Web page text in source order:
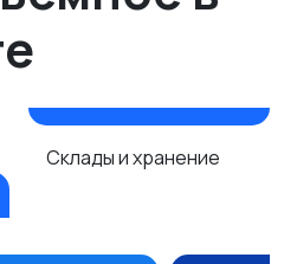
Склады и хранение